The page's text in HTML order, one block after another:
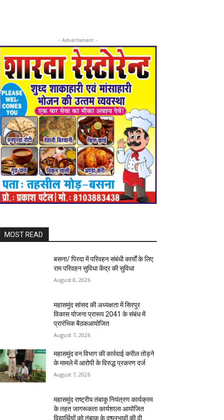
- Advertisment -
MOST READ
बसना/ पिरदा में परिवहन संबंधी कार्यों के लिए
राम परिवहन सुविधा केंद्र की सुविधा
August 8, 2026
महासमुंद सांसद की अध्यक्षता में सिरपुर
विकास योजना प्रारूप 2041 के संबंध में
प्रारंभिक बैठकआयोजित
August 7, 2026
महासमुंद वन विभाग की कार्रवाई करील तोड़ने
के मामले में आरोपी के विरुद्ध प्रकरण दर्ज
August 7, 2026
महासमुंद राष्ट्रीय तंबाकू नियंत्रण कार्यक्रम
के तहत जागरूकता कार्यशाला आयोजित
विद्यार्थियों को तंबाकू के दुष्प्रभावों की दी